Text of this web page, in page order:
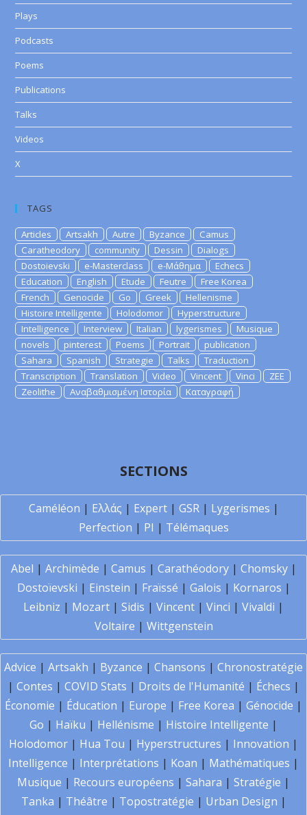
Plays
Podcasts
Poems
Publications
Talks
Videos
X
TAGS
Articles Artsakh Autre Byzance
Camus
Caratheodory
community Dessin
Dialogs
Dostoievski
e-Masterclass e-Μάθημα
Echecs
Education
English Etude Feutre
Free Korea
French
Genocide Go Greek
Hellenisme
Histoire Intelligente
Holodomor
Hyperstructure
Intelligence
Interview Italian lygerismes
Musique
novels
pinterest Poems Portrait
publication
Sahara
Spanish Strategie Talks
Traduction
Transcription
Translation Video Vincent Vinci
ZEE
Zeolithe
Αναβαθμισμένη Ιστορία Καταγραφή
SECTIONS
Caméléon | Ελλάς | Expert| GSR| Lygerismes |
Perfection | PI | Télémaques
Abel | Archimède | Camus | Carathéodory| Chomsky|
Dostoïevski | Einstein | Fraïssé | Galois | Kornaros |
Leibniz | Mozart | Sidis | Vincent | Vinci | Vivaldi |
Voltaire | Wittgenstein
Advice | Artsakh | Byzance | Chansons | Chronostratégie
| Contes | COVID Stats | Droits de l'Humanité | Échecs |
Économie | Éducation | Europe | Free Korea | Génocide |
Go | Haïku | Hellénisme | Histoire Intelligente |
Holodomor | Hua Tou | Hyperstructures | Innovation |
Intelligence | Interprétations | Koan | Mathématiques |
Musique | Recours européens | Sahara | Stratégie |
Tanka | Théâtre | Topostratégie | Urban Design |